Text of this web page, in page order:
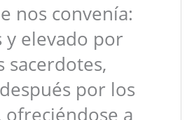
nos convenía:
y elevado por
sacerdotes,
por los
a